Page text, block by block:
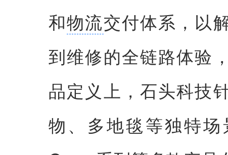
和物流交付体系，以
到维修的全链路体验
品定义上，石头科技
物、多地毯等独特